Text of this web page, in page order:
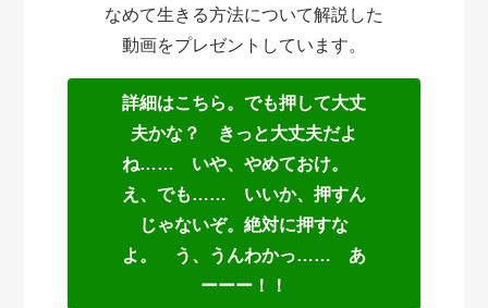
なめて生きる方法について解説した
動画をプレゼントしています。
詳細はこちら。でも押して大丈
夫かな？ きっと大丈夫だよ
ね…… いや、やめておけ。
え、でも…… いいか、押すん
じゃないぞ。絶対に押すな
よ。 う、うんわかっ…… あ
ーーー！！